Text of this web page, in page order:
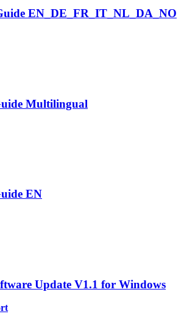
EN_DE_FR_IT_NL_DA_NO
Multilingual
EN
Update V1.1 for Windows